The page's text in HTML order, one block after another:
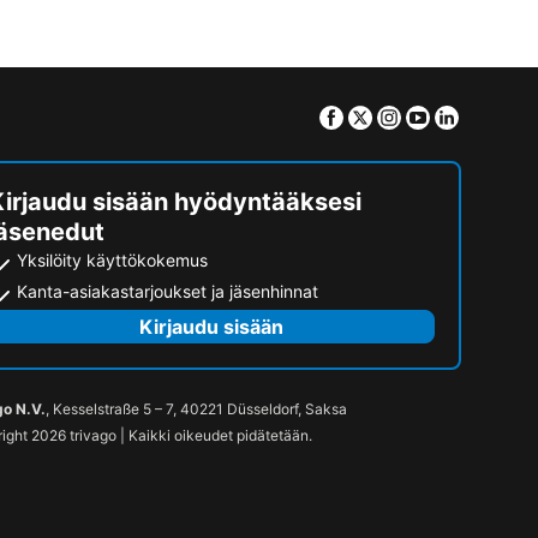
Facebook
TwitterInstagram
Youtube
sisään hyödyntääksesi
Yksilöity käyttökokemus
Kanta-asiakastarjoukset ja jäsenhinnat
Kirjaudu sisään
N.V., Kesselstraße 5 – 7, 40221 Düsseldorf, Saksa
2026 trivago | Kaikki oikeudet pidätetään.